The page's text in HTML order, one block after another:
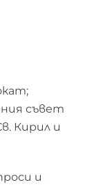
съвет
Кирил и
и